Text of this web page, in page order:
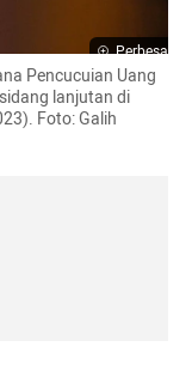
Perbesar
Pencucuian Uang
lanjutan di
Foto: Galih